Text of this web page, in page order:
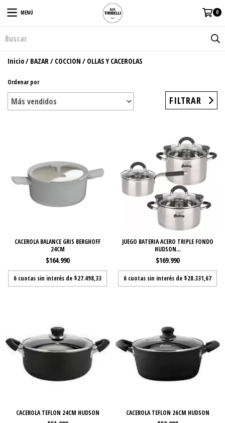
MENÚ 0
Inicio/ BAZAR/ COCCION / OLLAS Y CACEROLAS
Ordenar por
FILTRAR
CACEROLA BALANCE GRIS BERGHOFF
24CM
$164.990
6 cuotas sin interés de $27.498,33
JUEGO BATERIA ACERO TRIPLE FONDO
HUDSON...
$169.990
6 cuotas sin interés de $28.331,67
CACEROLA TEFLON 24CM HUDSON CACEROLA TEFLON 26CM HUDSON